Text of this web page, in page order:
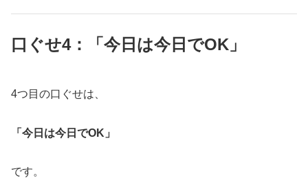
口ぐせ4：「今日は今日でOK」
4つ目の口ぐせは、
「今日は今日でOK」
です。